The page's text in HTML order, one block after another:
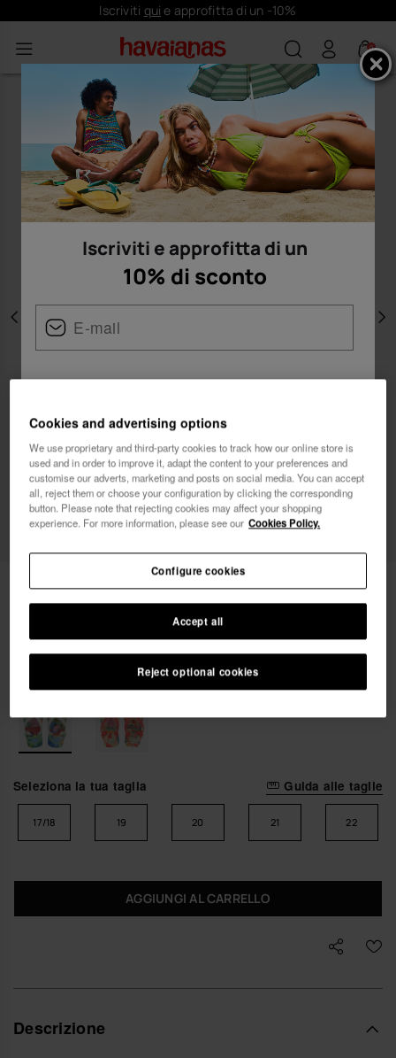
Iscriviti qui e approfitta di un -10%
0
Precedente
Havaianas Baby Peppa Pig 22,00 €
Seleziona la tua taglia Guida alle taglie
17/18 19 20 21 22
AGGIUNGI AL CARRELLO
Descrizione
Iscriviti e approfitta di un
10% di sconto
Vorrei ricevere informazioni commerciali attraverso
qualsiasi mezzo. Ho letto e accettol'Informativa sulla
Privacy.
voglio un 10% di sconto
Cookies and advertising options
We use proprietary and third-party cookies to track how our online store is
used and in order to improve it, adapt the content to your preferences and
customise our adverts, marketing and posts on social media. You can accept
all, reject them or choose your configuration by clicking the corresponding
button. Please note that rejecting cookies may affect your shopping
experience. For more information, please see our Cookies Policy.
Reject optional cookies
Accept all
Configure cookies